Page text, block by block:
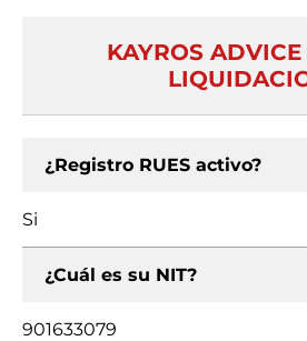
KAYROS ADVICE
¿Registro RUES activo?
Si
¿Cuál es su NIT?
901633079